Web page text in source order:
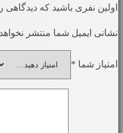
اولین نفری باشید که دیدگاهی
نشانی ایمیل شما منتشر
امتیاز شما *